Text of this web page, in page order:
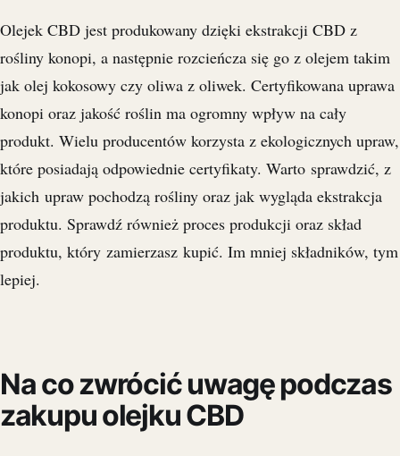
Olejek CBD jest produkowany dzięki ekstrakcji CBD z
rośliny konopi, a następnie rozcieńcza się go z olejem takim
jak olej kokosowy czy oliwa z oliwek. Certyfikowana uprawa
konopi oraz jakość roślin ma ogromny wpływ na cały
produkt. Wielu producentów korzysta z ekologicznych upraw,
które posiadają odpowiednie certyfikaty. Warto sprawdzić, z
jakich upraw pochodzą rośliny oraz jak wygląda ekstrakcja
produktu. Sprawdź również proces produkcji oraz skład
produktu, który zamierzasz kupić. Im mniej składników, tym
lepiej.
Na co zwrócić uwagę podczas
zakupu olejku CBD